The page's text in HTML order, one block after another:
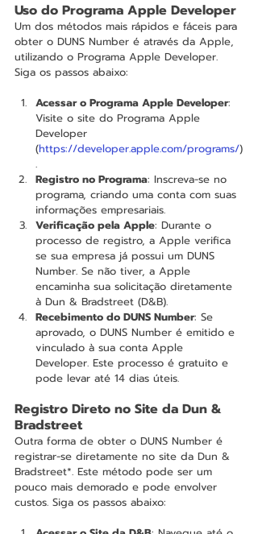
Uso do Programa Apple Developer
Um dos métodos mais rápidos e fáceis para
obter o DUNS Number é através da Apple,
utilizando o Programa Apple Developer.
Siga os passos abaixo:
Acessar o Programa Apple Developer:
Visite o site do Programa Apple
Developer
(https://developer.apple.com/programs/)
.
Registro no Programa: Inscreva-se no
programa, criando uma conta com suas
informações empresariais.
Verificação pela Apple: Durante o
processo de registro, a Apple verifica
se sua empresa já possui um DUNS
Number. Se não tiver, a Apple
encaminha sua solicitação diretamente
à Dun & Bradstreet (D&B).
Recebimento do DUNS Number: Se
aprovado, o DUNS Number é emitido e
vinculado à sua conta Apple
Developer. Este processo é gratuito e
pode levar até 14 dias úteis.
Registro Direto no Site da Dun &
Bradstreet
Outra forma de obter o DUNS Number é
registrar-se diretamente no site da Dun &
Bradstreet*. Este método pode ser um
pouco mais demorado e pode envolver
custos. Siga os passos abaixo: